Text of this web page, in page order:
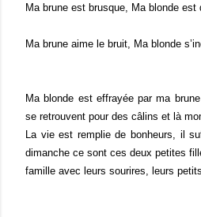
Ma brune est brusque, Ma blonde est
Ma brune aime le bruit, Ma blonde
Ma blonde est effrayée par ma
se retrouvent pour des câlins et là
La vie est remplie de bonheurs, il
dimanche ce sont ces deux petites
famille avec leurs sourires, leurs